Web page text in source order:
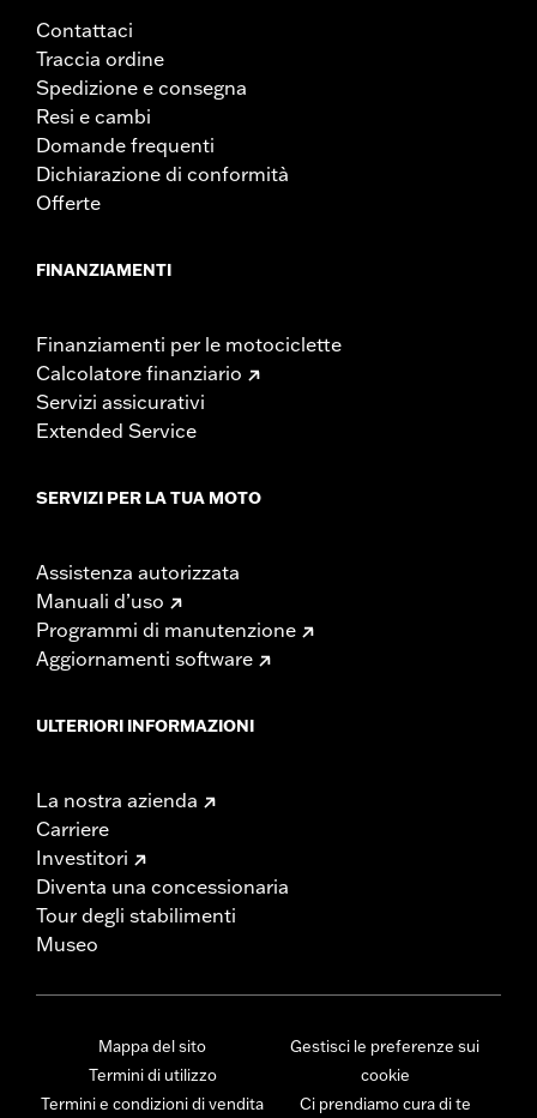
Contattaci
Traccia ordine
Spedizione e consegna
Resi e cambi
Domande frequenti
Dichiarazione di conformità
Offerte
FINANZIAMENTI
Finanziamenti per le motociclette
Calcolatore finanziario
Servizi assicurativi
Extended Service
SERVIZI PER LA TUA MOTO
Assistenza autorizzata
Manuali d’uso
Programmi di manutenzione
Aggiornamenti software
ULTERIORI INFORMAZIONI
La nostra azienda
Carriere
Investitori
Diventa una concessionaria
Tour degli stabilimenti
Museo
Mappa del sito
Termini di utilizzo
Termini e condizioni di vendita
Gestisci le preferenze sui
cookie
Ci prendiamo cura di te